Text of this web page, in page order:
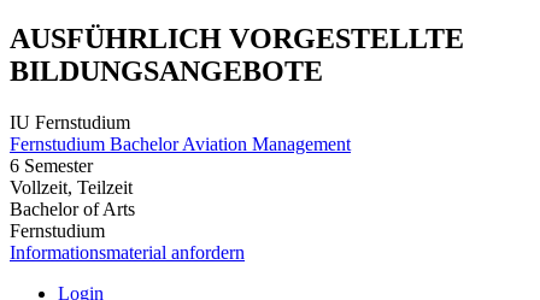
AUSFÜHRLICH VORGESTELLTE
BILDUNGSANGEBOTE
IU Fernstudium
Fernstudium Bachelor Aviation Management
6 Semester
Vollzeit, Teilzeit
Bachelor of Arts
Fernstudium
Informationsmaterial anfordern
Login